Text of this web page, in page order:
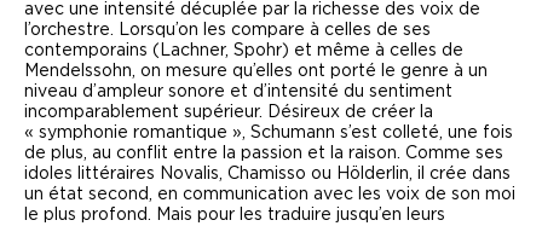
avec une intensité décuplée par la richesse des voix de
l’orchestre. Lorsqu’on les compare à celles de ses
contemporains (Lachner, Spohr) et même à celles de
Mendelssohn, on mesure qu’elles ont porté le genre à un
niveau d’ampleur sonore et d’intensité du sentiment
incomparablement supérieur. Désireux de créer la
« symphonie romantique », Schumann s’est colleté, une fois
de plus, au conflit entre la passion et la raison. Comme ses
idoles littéraires Novalis, Chamisso ou Hölderlin, il crée dans
un état second, en communication avec les voix de son moi
le plus profond. Mais pour les traduire jusqu’en leurs